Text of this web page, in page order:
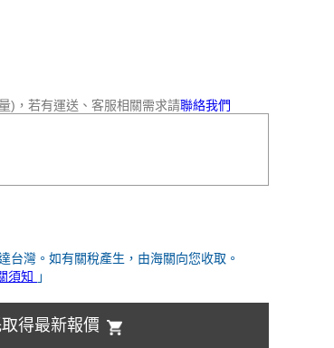
)，若有運送、客服相關需求請聯絡我們
台灣。如有關稅產生，由海關向您收取。
須知 」
得最新報價